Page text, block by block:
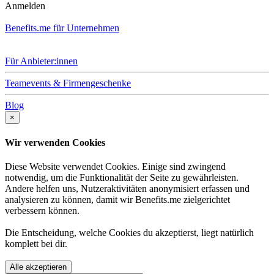
Anmelden
Benefits.me für Unternehmen
Für Anbieter:innen
Teamevents & Firmengeschenke
Blog
×
Wir verwenden Cookies
Diese Website verwendet Cookies. Einige sind zwingend
notwendig, um die Funktionalität der Seite zu gewährleisten.
Andere helfen uns, Nutzeraktivitäten anonymisiert erfassen und
analysieren zu können, damit wir Benefits.me zielgerichtet
verbessern können.
Die Entscheidung, welche Cookies du akzeptierst, liegt natürlich
komplett bei dir.
Alle akzeptieren